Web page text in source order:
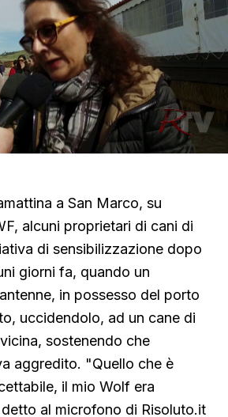
a San Marco, su
alcuni proprietari di cani di
di sensibilizzazione dopo
giorni fa, quando un
in possesso del porto
uccidendolo, ad un cane di
sostenendo che
aggredito. "Quello che è
il mio Wolf era
al microfono di Risoluto.it